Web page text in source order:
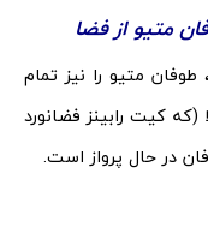
متیو از فضا
طوفان متیو را نیز تمام
کیت رابینز فضانورد
در حال پرواز است.